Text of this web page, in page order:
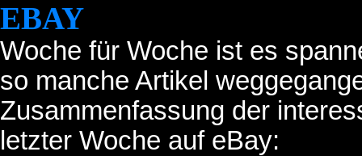
EBAY
Woche für Woche ist es
so manche Artikel
Zusammenfassung der
letzter Woche auf eBay: